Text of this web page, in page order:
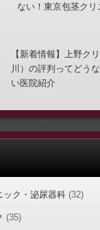
ない！東京包茎クリ
【新着情報】上野ク
川）の評判ってどう
い医院紹介
ック・泌尿器科(32)
(35)